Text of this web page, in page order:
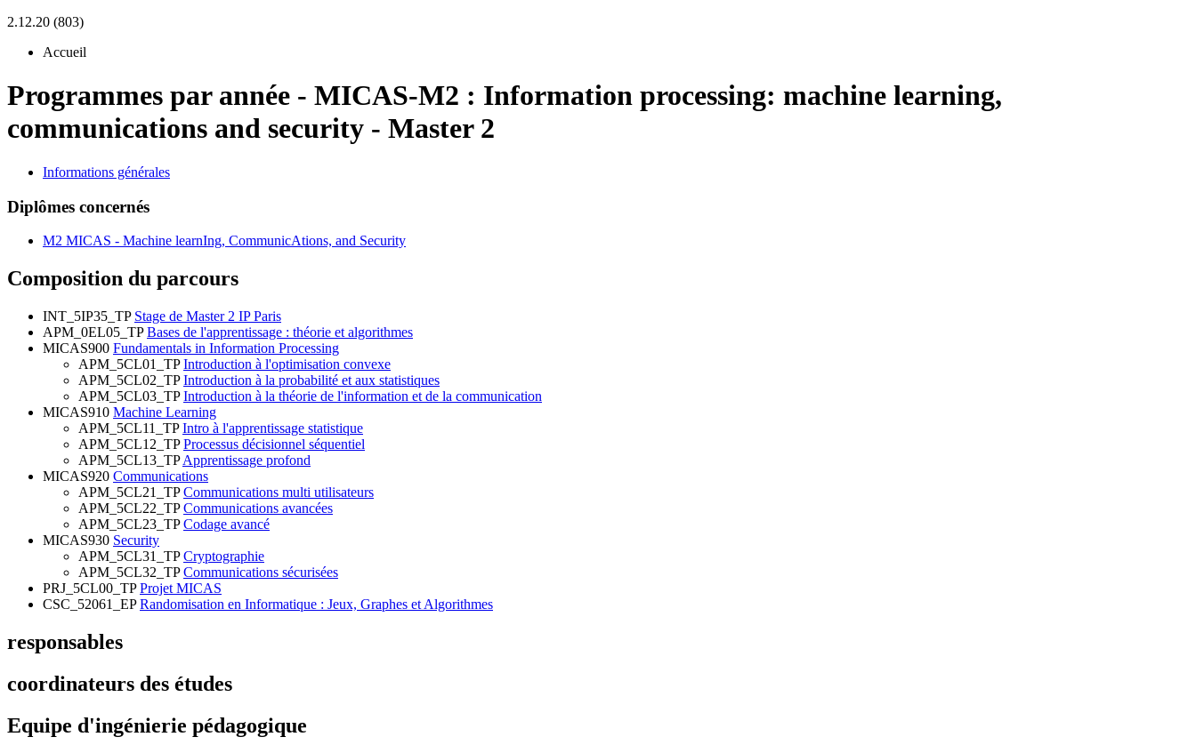
2.12.20 (803)
Accueil
Programmes par année - MICAS-M2 : Information processing: machine learning,
communications and security - Master 2
Informations générales
Diplômes concernés
M2 MICAS - Machine learnIng, CommunicAtions, and Security
Composition du parcours
INT_5IP35_TP Stage de Master 2 IP Paris
APM_0EL05_TP Bases de l'apprentissage : théorie et algorithmes
MICAS900 Fundamentals in Information Processing
APM_5CL01_TP Introduction à l'optimisation convexe
APM_5CL02_TP Introduction à la probabilité et aux statistiques
APM_5CL03_TP Introduction à la théorie de l'information et de la communication
MICAS910 Machine Learning
APM_5CL11_TP Intro à l'apprentissage statistique
APM_5CL12_TP Processus décisionnel séquentiel
APM_5CL13_TP Apprentissage profond
MICAS920 Communications
APM_5CL21_TP Communications multi utilisateurs
APM_5CL22_TP Communications avancées
APM_5CL23_TP Codage avancé
MICAS930 Security
APM_5CL31_TP Cryptographie
APM_5CL32_TP Communications sécurisées
PRJ_5CL00_TP Projet MICAS
CSC_52061_EP Randomisation en Informatique : Jeux, Graphes et Algorithmes
responsables
coordinateurs des études
Equipe d'ingénierie pédagogique